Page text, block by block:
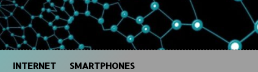
INTERNET SMARTPHONES